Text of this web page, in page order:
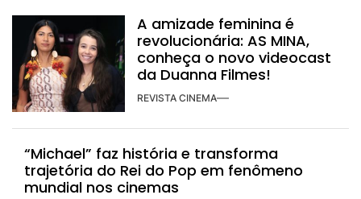
A amizade feminina é
revolucionária: AS MINA,
conheça o novo videocast
da Duanna Filmes!
REVISTA CINEMA
“Michael” faz história e transforma
trajetória do Rei do Pop em fenômeno
mundial nos cinemas